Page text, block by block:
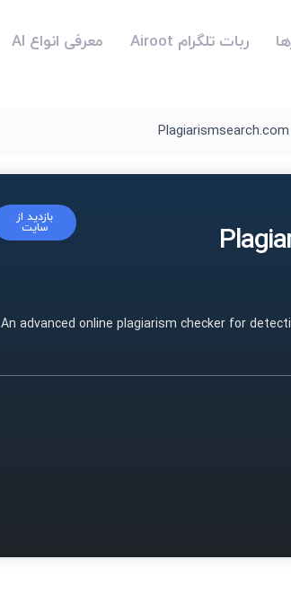
ربات تلگرام Airoot معرفی انواع AI
Plagiarismsearch.com
بازدید از
سایت
An advanced online plagiarism checker for